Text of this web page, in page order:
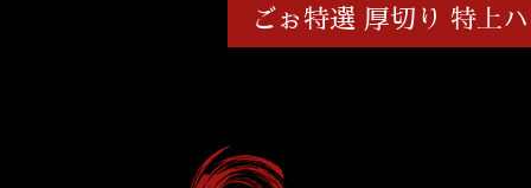
ごぉ特選 厚切り 特上